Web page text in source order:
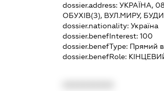
dossier.address:УКРАЇНА,
ОБУХІВ(З), ВУЛ.МИРУ,
dossier.nationality:Україна
dossier.benefInterest:100
dossier.benefType: Прямий
dossier.benefRole: